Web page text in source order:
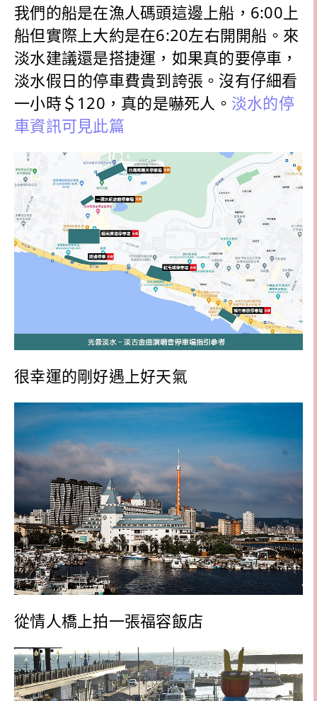
我們的船是在漁人碼頭這邊上船，6:00上
船但實際上大約是在6:20左右開開船。來
淡水建議還是搭捷運，如果真的要停車，
淡水假日的停車費貴到誇張。沒有仔細看
一小時＄120，真的是嚇死人。 淡水的停
車資訊可見此篇
很幸運的剛好遇上好天氣
從情人橋上拍一張福容飯店